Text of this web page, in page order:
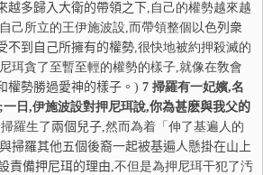
越多歸入大衛的帶領之下,自己的權勢越來越
己所立的王伊施波設,而帶領整個以色列 衆
不到自 己所擁有的權勢,很快地被約押殺滅的
珥貪了至暫至輕的權勢的樣子,就像在敎會
權勢勝過愛神的樣子。 ) 7 掃羅有一妃嬪,名
日,伊施波設對押尼珥說,你為甚麽與我父的
羅生了 兩個兒子,然而為着「伸了基遍人的
掃羅其他五個後裔一起被基遍人懸掛在山上
責備押尼珥的理由,不但是為押尼珥干犯了汚